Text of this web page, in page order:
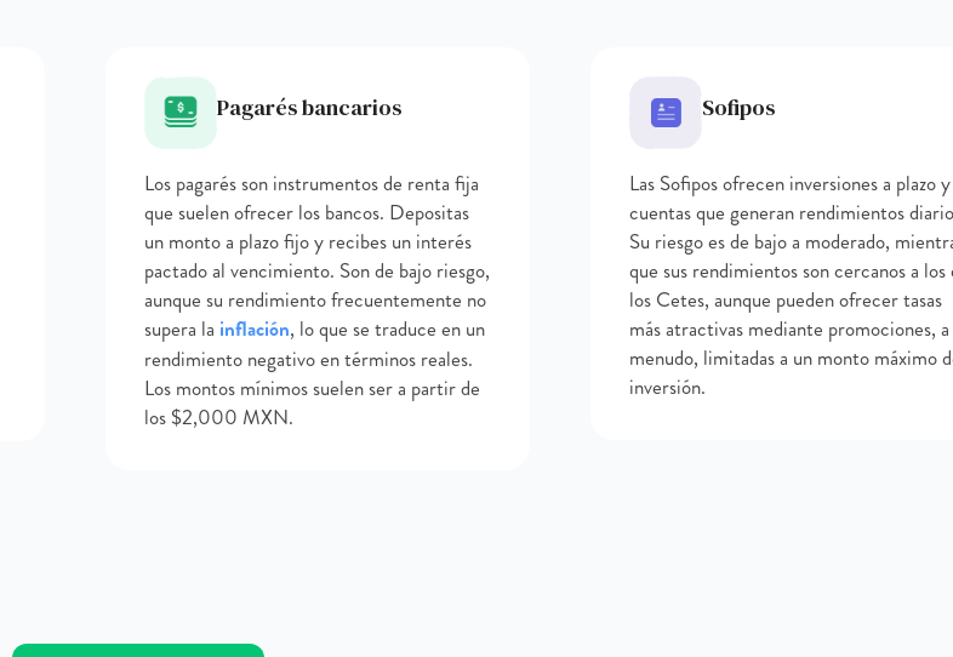
Pagarés bancarios
Los pagarés son instrumentos de renta fija
que suelen ofrecer los bancos. Depositas
un monto a plazo fijo y recibes un interés
pactado al vencimiento. Son de bajo riesgo,
aunque su rendimiento frecuentemente no
supera la inflación, lo que se traduce en un
rendimiento negativo en términos reales.
Los montos mínimos suelen ser a partir de
los $2,000 MXN.
Sofipos
Las Sofipos ofrecen inversiones a plazo y
cuentas que generan rendimientos
Su riesgo es de bajo a moderado,
que sus rendimientos son cercanos a los
los Cetes, aunque pueden ofrecer tasas
más atractivas mediante promociones, a
menudo, limitadas a un monto máximo
inversión.